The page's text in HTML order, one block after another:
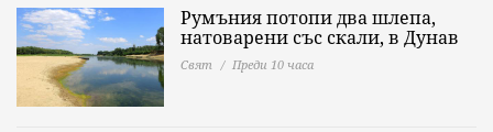
Румъния потопи два шлепа,
натоварени със скали, в Дунав
Свят Преди 10 часа